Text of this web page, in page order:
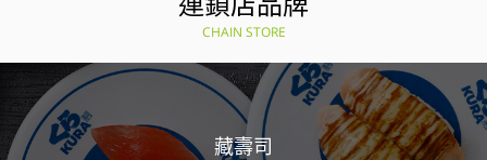
CHAIN STORE
藏壽司